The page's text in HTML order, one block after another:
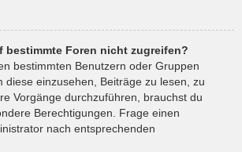
bestimmte Foren nicht zugreifen?
bestimmten Benutzern oder Gruppen
diese einzusehen, Beiträge zu lesen, zu
Vorgänge durchzuführen, brauchst du
Berechtigungen. Frage einen
nach entsprechenden